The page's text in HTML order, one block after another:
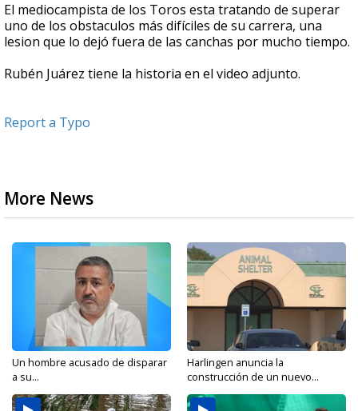
seconds
El mediocampista de los Toros esta tratando de superar
uno de los obstaculos más difíciles de su carrera, una
lesion que lo dejó fuera de las canchas por mucho tiempo.
Rubén Juárez tiene la historia en el video adjunto.
Report a Typo
More News
Un hombre acusado de disparar
a su...
Harlingen anuncia la
construcción de un nuevo...